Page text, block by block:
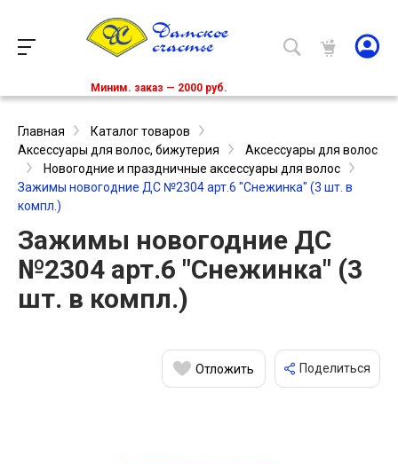
Миним. заказ — 2000 руб.
Главная
Каталог товаров
Аксессуары для волос, бижутерия
Аксессуары для волос
Новогодние и праздничные аксессуары для волос
Зажимы новогодние ДС №2304 арт.6 "Снежинка" (3 шт. в
компл.)
Зажимы новогодние ДС
№2304 арт.6 "Снежинка" (3
шт. в компл.)
Отложить Поделиться